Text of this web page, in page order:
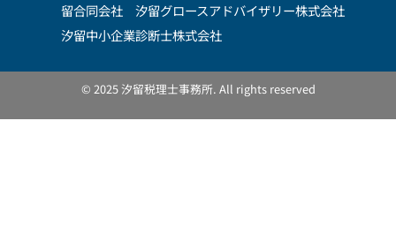
留合同会社 汐留グロースアドバイザリー株式会社
汐留中小企業診断士株式会社
© 2025 汐留税理士事務所. All rights reserved